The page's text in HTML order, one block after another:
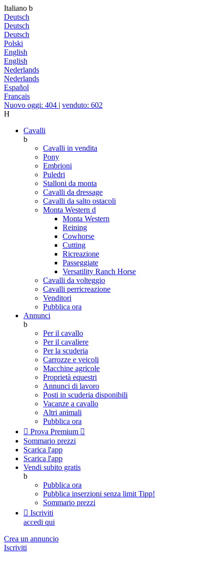
Italiano b
Deutsch
Deutsch
Deutsch
Polski
English
English
Nederlands
Nederlands
Español
Français
Nuovo oggi: 404 | venduto: 602
H
Cavalli
b
Cavalli in vendita
Pony
Embrioni
Puledri
Stalloni da monta
Cavalli da dressage
Cavalli da salto ostacoli
Monta Western d
Monta Western
Reining
Cowhorse
Cutting
Ricreazione
Passeggiate
Versatility Ranch Horse
Cavalli da volteggio
Cavalli perricreazione
Venditori
Pubblica ora
Annunci
b
Per il cavallo
Per il cavaliere
Per la scuderia
Carrozze e veicoli
Macchine agricole
Proprietà equestri
Annunci di lavoro
Posti in scuderia disponibili
Vacanze a cavallo
Altri animali
Pubblica ora
 Prova Premium 
Sommario prezzi
Scarica l'app
Scarica l'app
Vendi subito gratis
b
Pubblica ora
Pubblica inserzioni senza limit Tipp!
Sommario prezzi
 Iscriviti
accedi qui
Crea un annuncio
Iscriviti